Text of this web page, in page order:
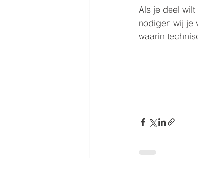
Als je deel
nodigen wij je
waarin